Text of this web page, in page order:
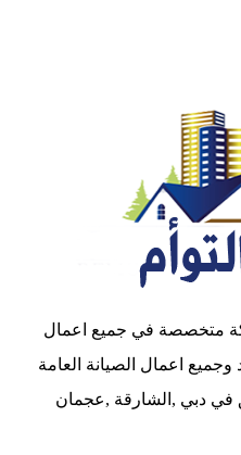
متخصصة في جميع اعمال
وجميع اعمال الصيانة العامة
في دبي ,الشارقة ,عجمان